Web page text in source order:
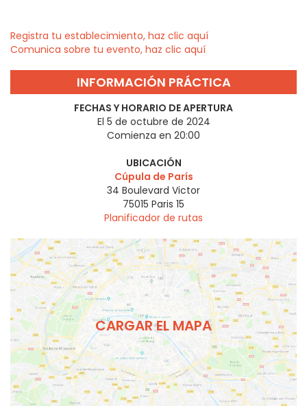
Registra tu establecimiento, haz clic aquí
Comunica sobre tu evento, haz clic aquí
INFORMACIÓN PRÁCTICA
FECHAS Y HORARIO DE APERTURA
El 5 de octubre de 2024
Comienza en 20:00
UBICACIÓN
Cúpula de París
34 Boulevard Victor
75015 Paris 15
Planificador de rutas
CARGAR EL MAPA